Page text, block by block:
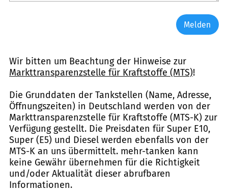
Melden
Wir bitten um Beachtung der Hinweise zur
Markttransparenzstelle für Kraftstoffe (MTS)!
Die Grunddaten der Tankstellen (Name, Adresse,
Öffnungszeiten) in Deutschland werden von der
Markttransparenzstelle für Kraftstoffe (MTS-K) zur
Verfügung gestellt. Die Preisdaten für Super E10,
Super (E5) und Diesel werden ebenfalls von der
MTS-K an uns übermittelt. mehr-tanken kann
keine Gewähr übernehmen für die Richtigkeit
und/oder Aktualität dieser abrufbaren
Informationen.